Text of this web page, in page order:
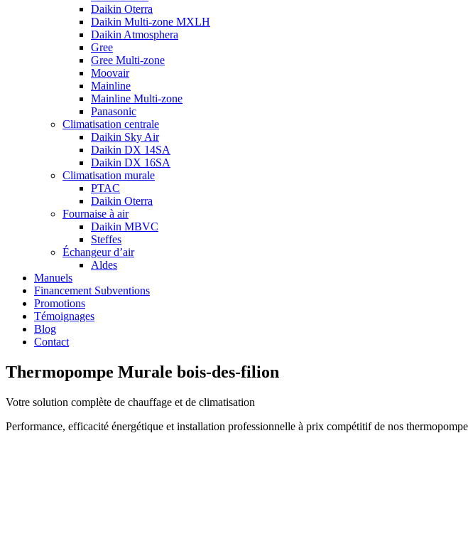
Daikin Oterra
Daikin Multi-zone MXLH
Daikin Atmosphera
Gree
Gree Multi-zone
Moovair
Mainline
Mainline Multi-zone
Panasonic
Climatisation centrale
Daikin Sky Air
Daikin DX 14SA
Daikin DX 16SA
Climatisation murale
PTAC
Daikin Oterra
Fournaise à air
Daikin MBVC
Steffes
Échangeur d’air
Aldes
Manuels
Financement Subventions
Promotions
Témoignages
Blog
Contact
Thermopompe Murale bois-des-filion
Votre solution complète de chauffage et de climatisation
Performance, efficacité énergétique et installation professionnelle à prix compétitif de nos